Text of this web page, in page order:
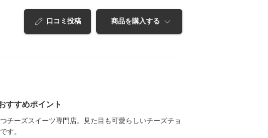
口コミ投稿 商品を購入する
すすめポイント
チーズスイーツ専門店。見た目も可愛らしいチーズチョ
す。